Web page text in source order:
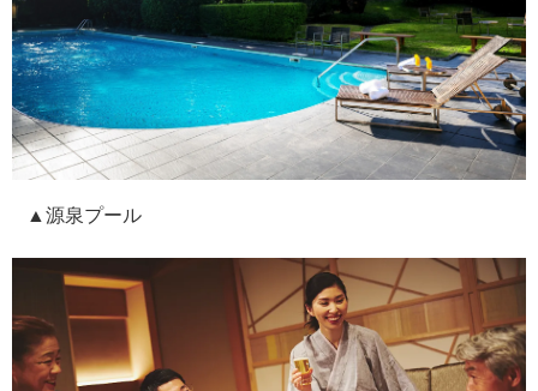
▲源泉プール